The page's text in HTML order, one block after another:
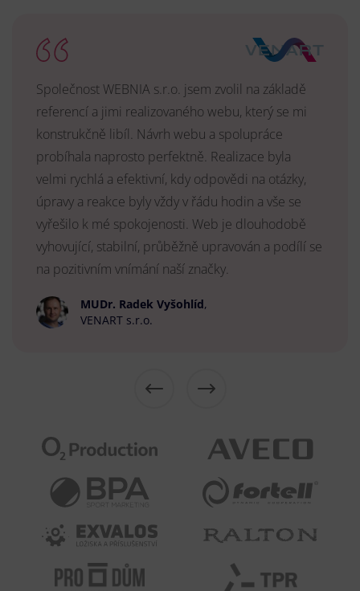
Společnost WEBNIA s.r.o. jsem zvolil na základě
referencí a jimi realizovaného webu, který se mi
konstrukčně libíl. Návrh webu a spolupráce
probíhala naprosto perfektně. Realizace byla
velmi rychlá a efektivní, kdy odpovědi na otázky,
úpravy a reakce byly vždy v řádu hodin a vše se
vyřešilo k mé spokojenosti. Web je dlouhodobě
vyhovující, stabilní, průběžně upravován a podílí se
na pozitivním vnímání naší značky.
MUDr. Radek Vyšohlíd,
VENART s.r.o.